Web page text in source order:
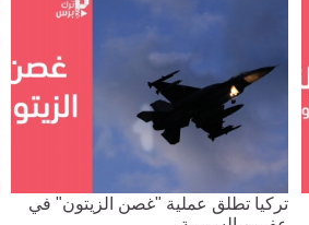
تركيا تطلق عملية "غصن الزيتون" في